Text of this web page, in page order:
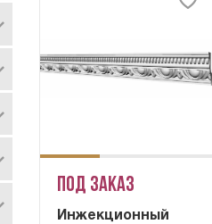
Под заказ
Инжекционный